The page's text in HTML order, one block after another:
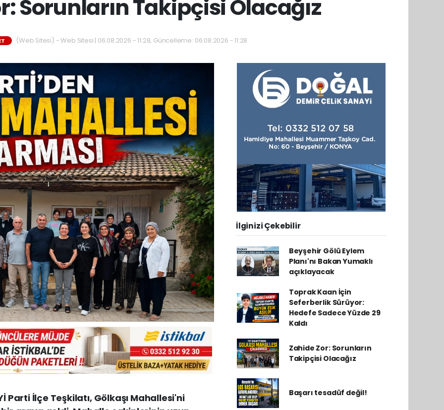
Sorunların Takipçisi Olacağız
(Web Sitesi) - Web Sitesi | 06.08.2026 - 11:28, Güncelleme: 06.08.2026 - 11:28
Parti İlçe Teşkilatı, Gölkaşı Mahallesi'ni
İlginizi Çekebilir
Beyşehir Gölü Eylem
Planı'nı Bakan Yumaklı
açıklayacak
Toprak Kaan İçin
Seferberlik Sürüyor:
Hedefe Sadece Yüzde 29
Kaldı
Zahide Zor: Sorunların
Takipçisi Olacağız
Başarı tesadüf değil!